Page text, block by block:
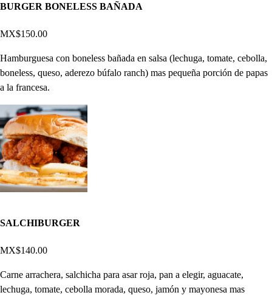
BURGER BONELESS BAÑADA
MX$150.00
Hamburguesa con boneless bañada en salsa (lechuga, tomate, cebolla,
boneless, queso, aderezo búfalo ranch) mas pequeña porción de papas
a la francesa.
SALCHIBURGER
MX$140.00
Carne arrachera, salchicha para asar roja, pan a elegir, aguacate,
lechuga, tomate, cebolla morada, queso, jamón y mayonesa mas